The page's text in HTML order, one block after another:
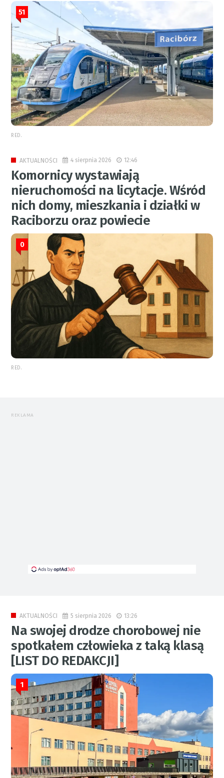
51
RED.
AKTUALNOŚCI 4 sierpnia 2026 12:46
Komornicy wystawiają
nieruchomości na licytacje. Wśród
nich domy, mieszkania i działki w
Raciborzu oraz powiecie
0
RED.
REKLAMA
AKTUALNOŚCI 5 sierpnia 2026 13:26
Na swojej drodze chorobowej nie
spotkałem człowieka z taką klasą
[LIST DO REDAKCJI]
1